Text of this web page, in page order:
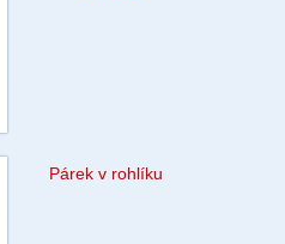
Párek v rohlíku